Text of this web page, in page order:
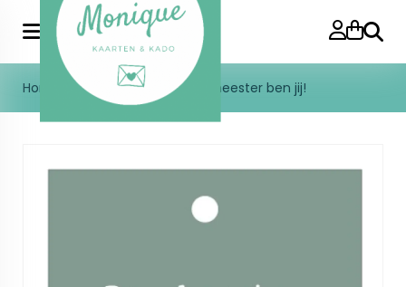
Home Kadolabel | De beste meester ben jij!